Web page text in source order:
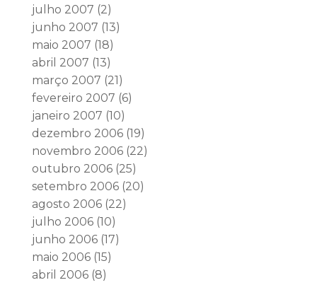
julho 2007 (2)
junho 2007 (13)
maio 2007 (18)
abril 2007 (13)
março 2007 (21)
fevereiro 2007 (6)
janeiro 2007 (10)
dezembro 2006(19)
novembro 2006(22)
outubro 2006(25)
setembro 2006(20)
agosto 2006(22)
julho 2006(10)
junho 2006(17)
maio 2006(15)
abril 2006(8)